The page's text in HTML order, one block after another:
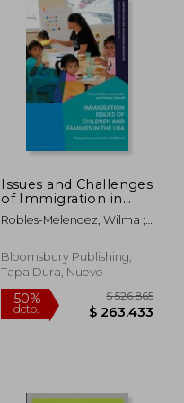
50%
dcto.
Issues and Challenges
of Immigration in
Early Childhood in
the USA (en Inglés)
Robles-Melendez, Wilma ;
Bloomsbury Publishing,
Tapa Dura, Nuevo